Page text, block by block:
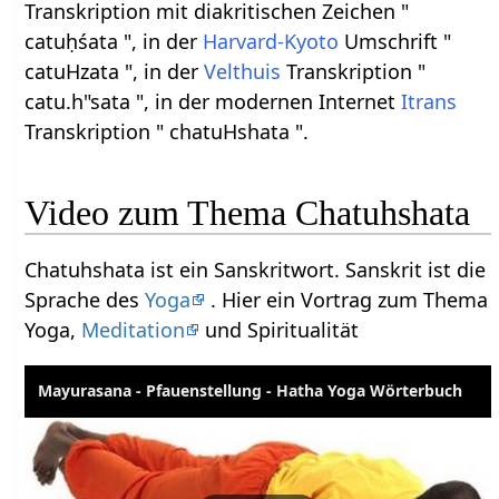
Transkription mit diakritischen Zeichen "
catuḥśata ", in der Harvard-Kyoto Umschrift "
catuHzata ", in derVelthuis Transkription "
catu.h"sata ", in der modernen InternetItrans
Transkription " chatuHshata ".
Video zum Thema Chatuhshata
Chatuhshata ist ein Sanskritwort. Sanskrit ist die
Sprache desYoga
. Hier ein Vortrag zum Thema
Yoga, Meditation und Spiritualität
Mayurasana - Pfauenstellung - Hatha Yoga Wörterbuch